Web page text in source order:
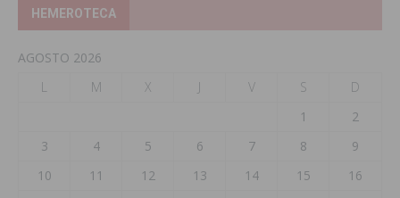
HEMEROTECA
AGOSTO 2026
L
M X J V S
D
1
2
3
4 5 6 7 8
9
10
11 12 13 14 15
16